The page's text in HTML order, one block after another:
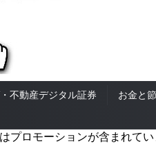
不動産デジタル証券 お金と
プロモーションが含まれてい